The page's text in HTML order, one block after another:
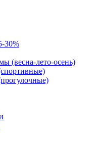
30%
(весна-лето-осень)